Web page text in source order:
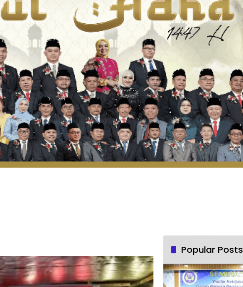
Popular Posts